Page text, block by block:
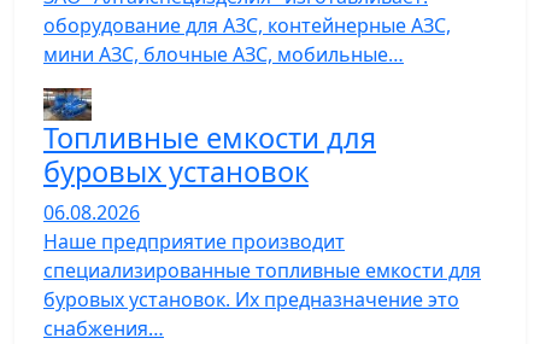
оборудование для АЗС, контейнерные АЗС,
мини АЗС, блочные АЗС, мобильные…
Топливные емкости для
буровых установок
06.08.2026
Наше предприятие производит
специализированные топливные емкости для
буровых установок. Их предназначение это
снабжения…